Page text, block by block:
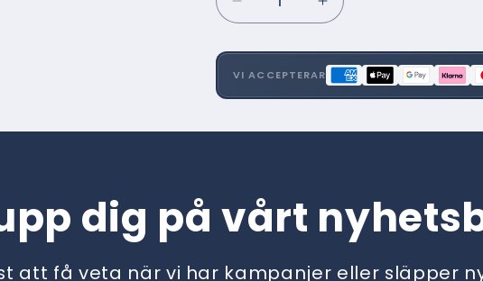
Minska
kvantitet
för
Silkshade
7172
Öka
kvantitet
för
Silkshade
Alu
7172
VI ACCEPTERAR
dig på vårt
att få veta när vi har kampanjer eller släpper